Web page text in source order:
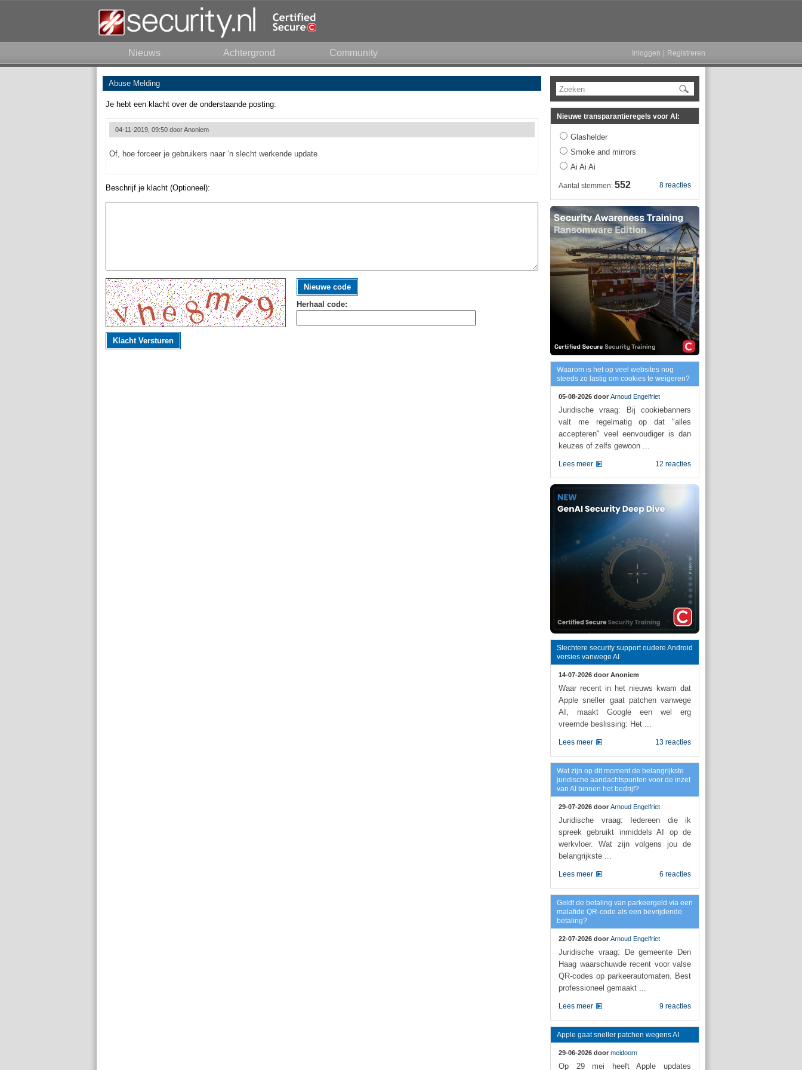
Nieuws Achtergrond Community Inloggen Registreren
Abuse Melding
Je hebt een klacht over de onderstaande posting:
04-11-2019, 09:50 doorAnoniem
Of, hoe forceer je gebruikers naar ‘n slecht werkende update
Beschrijf je klacht (Optioneel):
Nieuwe code
Herhaal code:
Klacht Versturen
Zoeken
Nieuwe transparantieregels voor AI:
Glashelder
Smoke and mirrors
Ai Ai Ai
8 reacties
Aantal stemmen: 552
Waarom is het op veel websites nog
steeds zo lastig om cookies te weigeren?
05-08-2026 door Arnoud Engelfriet
Juridische vraag: Bij cookiebanners
valt me regelmatig op dat "alles
accepteren" veel eenvoudiger is dan
keuzes of zelfs gewoon ...
12 reacties
Lees meer
Slechtere security support oudere Android
versies vanwege AI
14-07-2026 door Anoniem
Waar recent in het nieuws kwam dat
Apple sneller gaat patchen vanwege
AI, maakt Google een wel erg
vreemde beslissing: Het ...
13 reacties
Lees meer
Wat zijn op dit moment de belangrijkste
juridische aandachtspunten voor de inzet
van AI binnen het bedrijf?
29-07-2026 door Arnoud Engelfriet
Juridische vraag: Iedereen die ik
spreek gebruikt inmiddels AI op de
werkvloer. Wat zijn volgens jou de
belangrijkste ...
6 reacties
Lees meer
Geldt de betaling van parkeergeld via een
malafide QR-code als een bevrijdende
betaling?
22-07-2026 door Arnoud Engelfriet
Juridische vraag: De gemeente Den
Haag waarschuwde recent voor valse
QR-codes op parkeerautomaten. Best
professioneel gemaakt ...
9 reacties
Lees meer
Apple gaat sneller patchen wegens AI
29-06-2026 door meidoorn
Op 29 mei heeft Apple updates